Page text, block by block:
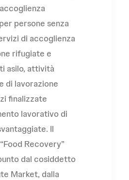
persone senza
di accoglienza
rifugiate e
asilo, attività
di lavorazione
finalizzate
lavorativo di
Il
Recovery”
dal cosiddetto
Market, dalla